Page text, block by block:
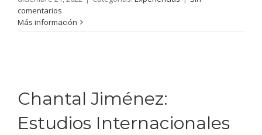
comentarios
Más información
Chantal Jiménez:
Estudios Internacionales